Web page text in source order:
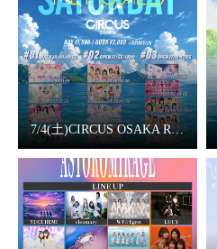
7/4(土)CIRCUS OSAKA R…